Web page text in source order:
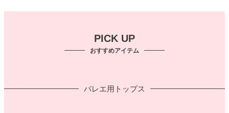
PICK UP
おすすめアイテム
バレエ用トップス